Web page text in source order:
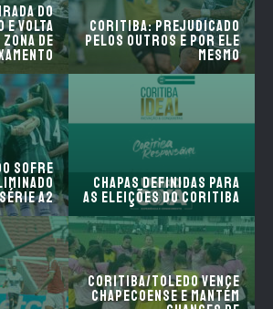
do
e volta
de
Coritiba: prejudicado
pelos outros e por ele
mesmo
sofre
A2
Chapas definidas para
as eleições do Coritiba
Coritiba/Toledo vence
Chapecoense e mantém